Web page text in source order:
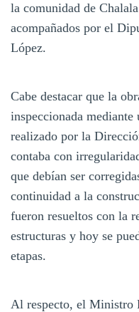
la comunidad de
acompañados por el
López.
Cabe destacar que la
inspeccionada
realizado por la
contaba con
que debían ser
continuidad a la
fueron resueltos con la
estructuras y hoy se
etapas.
Al respecto, el Ministro